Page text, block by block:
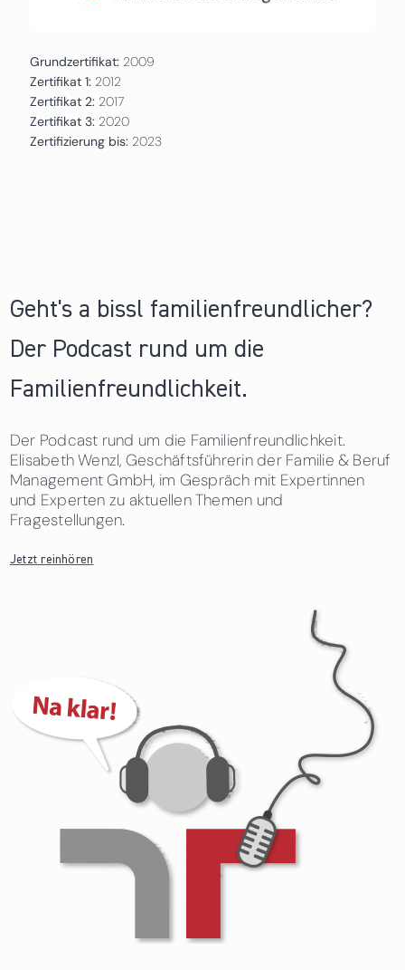
Grundzertifikat: 2009
Zertifikat 1: 2012
Zertifikat 2: 2017
Zertifikat 3: 2020
Zertifizierung bis: 2023
Geht's a bissl familienfreundlicher?
Der Podcast rund um die
Familienfreundlichkeit.
Der Podcast rund um die Familienfreundlichkeit.
Elisabeth Wenzl, Geschäftsführerin der Familie & Beruf
Management GmbH, im Gespräch mit Expertinnen
und Experten zu aktuellen Themen und
Fragestellungen.
Jetzt reinhören